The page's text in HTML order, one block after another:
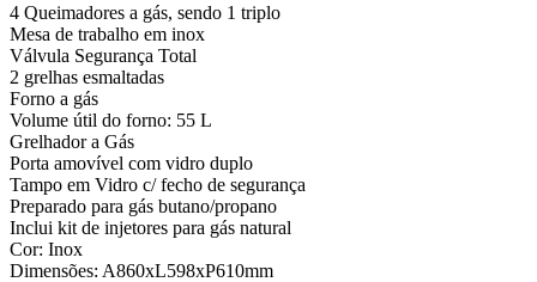
4 Queimadores a gás, sendo 1 triplo
Mesa de trabalho em inox
Válvula Segurança Total
2 grelhas esmaltadas
Forno a gás
Volume útil do forno: 55 L
Grelhador a Gás
Porta amovível com vidro duplo
Tampo em Vidro c/ fecho de segurança
Preparado para gás butano/propano
Inclui kit de injetores para gás natural
Cor: Inox
Dimensões: A860xL598xP610mm